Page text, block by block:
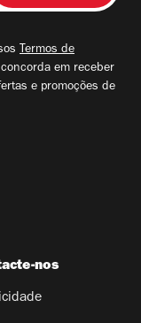
Termos de
em receber
e promoções de
nos